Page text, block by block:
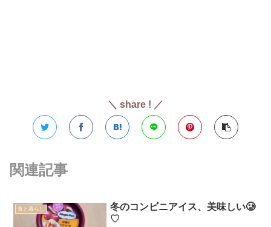
＼ share ! ／
関連記事
食と暮らし
冬のコンビニアイス、美味しい🥲
♡